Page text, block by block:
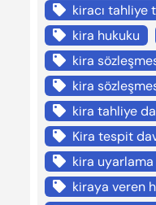
kiracı tahliye
kira hukuku
kira
kira
kira tahliye
Kira tespit
kira uyarlama
kiraya veren